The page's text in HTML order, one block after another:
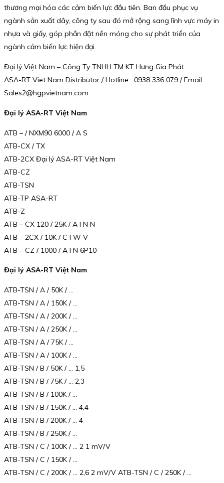
thương mại hóa các cảm biến lực đầu tiên. Ban đầu phục vụ
ngành sản xuất dây, công ty sau đó mở rộng sang lĩnh vực máy in
nhựa và giấy, góp phần đặt nền móng cho sự phát triển của
ngành cảm biến lực hiện đại.
Đại lý Việt Nam – Công Ty TNHH TM KT Hưng Gia Phát
ASA-RT Viet Nam Distributor / Hotline : 0938 336 079 / Email :
Sales2@hgpvietnam.com
Đại lý ASA-RT Việt Nam
ATB – / NXM90 6000 / A S
ATB-CX / TX
ATB-2CX Đại lý ASA-RT Việt Nam
ATB-CZ
ATB-TSN
ATB-TP ASA-RT
ATB-Z
ATB – CX 120 / 25K / A I N N
ATB – 2CX / 10K / C I W V
ATB – CZ / 1000 / A I N 6P10
Đại lý ASA-RT Việt Nam
ATB-TSN / A / 50K / …
ATB-TSN / A / 150K / …
ATB-TSN / A / 200K / …
ATB-TSN / A / 250K / …
ATB-TSN / A / 75K / …
ATB-TSN / A / 100K / …
ATB-TSN / B / 50K / … 1,5
ATB-TSN / B / 75K / … 2,3
ATB-TSN / B / 100K / …
ATB-TSN / B / 150K / … 4,4
ATB-TSN / B / 200K / … 4
ATB-TSN / B / 250K / …
ATB-TSN / C / 100K / … 2 1 mV/V
ATB-TSN / C / 150K / …
ATB-TSN / C / 200K / … 2,6 2 mV/V ATB-TSN / C / 250K / …